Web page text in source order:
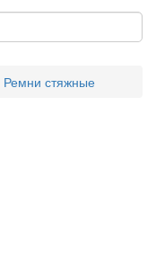
Ремни стяжные